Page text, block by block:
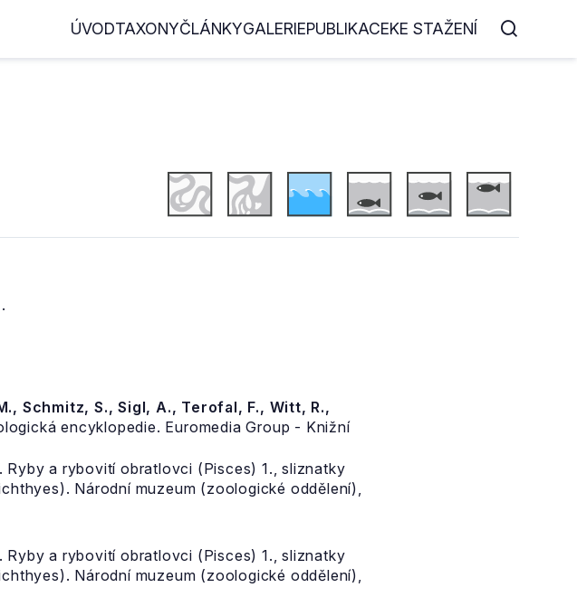
ÚVODTAXONYČLÁNKYGALERIEPUBLIKACEKE STAŽENÍ
Schmitz, S., Sigl, A., Terofal, F., Witt, R.,
encyklopedie. Euromedia Group - Knižní
Ryby a rybovití obratlovci (Pisces) 1., sliznatky
Národní muzeum (zoologické oddělení),
Ryby a rybovití obratlovci (Pisces) 1., sliznatky
Národní muzeum (zoologické oddělení),